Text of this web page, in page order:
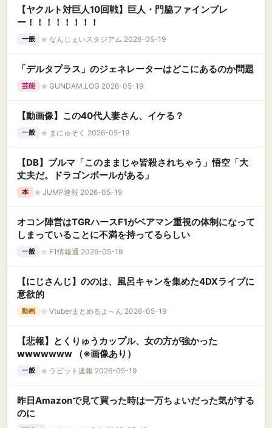
【ヤクルト対巨人10回戦】巨人・門脇ファインプレ
ー！！！！！！！！
一般 ★ なんじぇいスタジアム 2026-05-19
「デルタプラス」のジェネレーターはどこにあるのか問題
芸能 ★ GUNDAM.LOG 2026-05-19
【動画像】この40代人妻さん、イケる？
一般 ★ まにゅそく 2026-05-19
【DB】ブルマ「このままじゃ皆殺されちゃう」悟空「大
丈夫だ。ドラゴンボールがある」
本 ★ JUMP速報 2026-05-19
オコン陣営はTGRハースF1がベアマン重視の体制になって
しまっていることに不満を持ってるらしい
一般 ☆ F1情報通 2026-05-19
【にじさんじ】ののは、風呂キャンを集めた4DXライブに
意欲的
動画 ☆ Vtuberまとめるよ～ん 2026-05-19
【悲報】とくりゅうカップル、女の方が強かった
wwwwwww （※画像あり）
一般 ★ ラビット速報 2026-05-19
昨日Amazonで見て買った時は一万ちょいだった気がする
のに